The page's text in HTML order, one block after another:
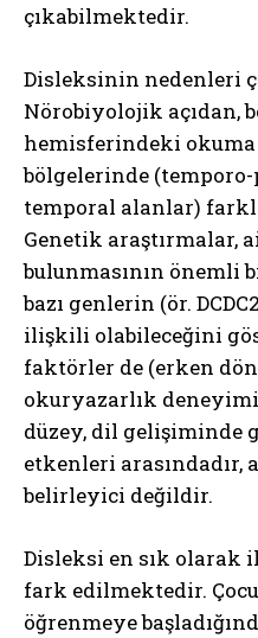
çıkabilmektedir.
Disleksinin nedenleri
Nörobiyolojik açıdan,
hemisferindeki
bölgelerinde
temporal alanlar)
Genetik araştırmalar,
bulunmasının önemli
bazı genlerin (ör.
ilişkili olabileceğini
faktörler de (erken
okuryazarlık
düzey, dil gelişiminde
etkenleri arasındadır,
belirleyici değildir.
Disleksi en sık olarak
fark edilmektedir.
öğrenmeye